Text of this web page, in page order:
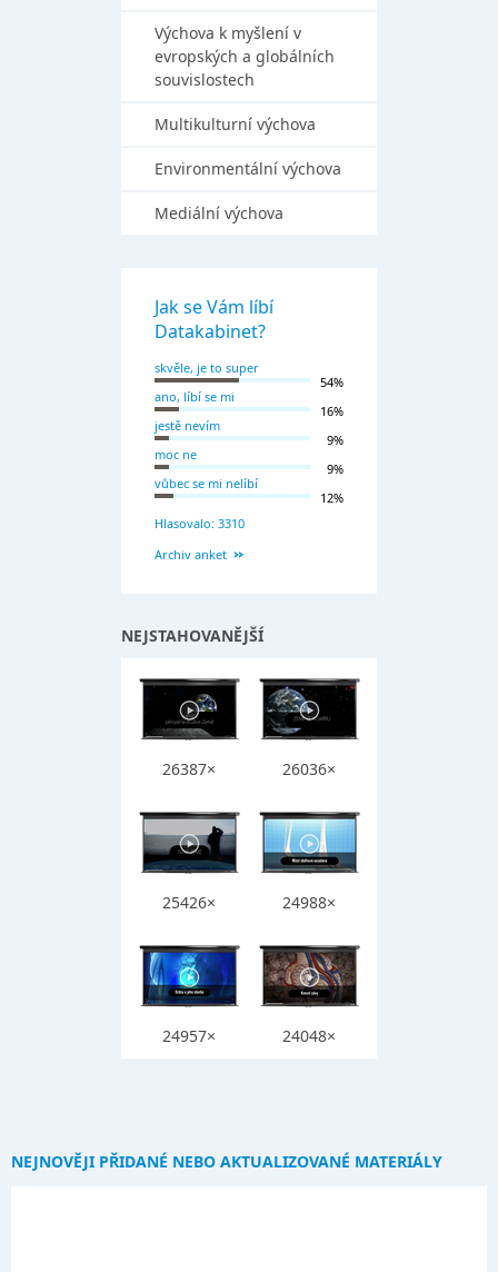
Výchova k myšlení v
evropských a globálních
souvislostech
Multikulturní výchova
Environmentální výchova
Mediální výchova
Jak se Vám líbí
Datakabinet?
skvěle, je to super
54%
ano, líbí se mi
16%
jestě nevím
9%
moc ne
9%
vůbec se mi nelíbí
12%
Hlasovalo: 3310
Archiv anket
NEJSTAHOVANĚJŠÍ
26387× 26036×
25426× 24988×
24957× 24048×
NEJNOVĚJI PŘIDANÉ NEBO AKTUALIZOVANÉ MATERIÁLY